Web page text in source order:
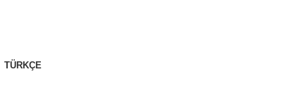
TÜRKÇE